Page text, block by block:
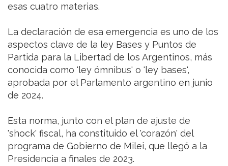
esas cuatro materias.
La declaración de esa emergencia es uno de los
aspectos clave de la ley Bases y Puntos de
Partida para la Libertad de los Argentinos, más
conocida como 'ley ómnibus' o 'ley bases',
aprobada por el Parlamento argentino en junio
de 2024.
Esta norma, junto con el plan de ajuste de
'shock' fiscal, ha constituido el 'corazón' del
programa de Gobierno de Milei, que llegó a la
Presidencia a finales de 2023.